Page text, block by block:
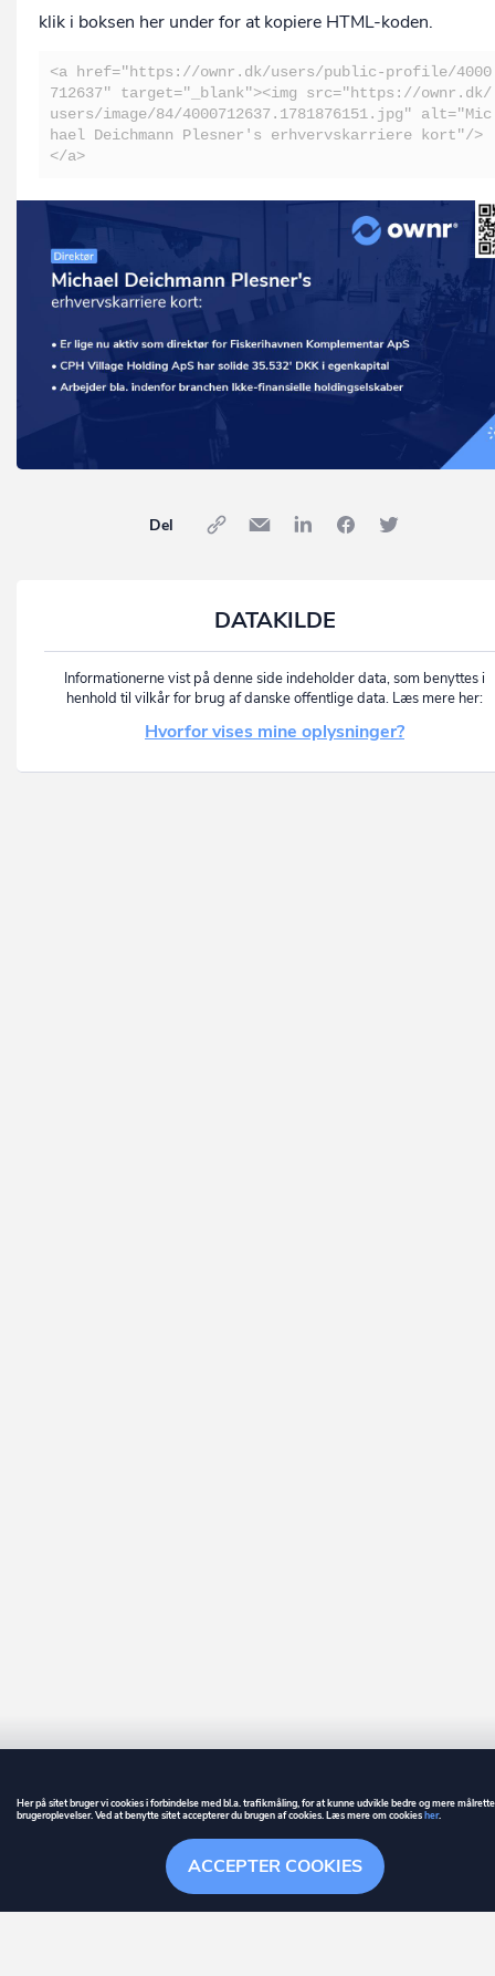
Søgehistorik Menu
klik i boksen her under for at kopiere HTML-koden.
<a href="https://ownr.dk/users/public-profile/4000
712637" target="_blank"><img src="https://ownr.dk/
users/image/84/4000712637.1781876151.jpg" alt="Mic
hael Deichmann Plesner's erhvervskarriere kort"/>
</a>
Del
DATAKILDE
Informationerne vist på denne side indeholder data, som benyttes i
henhold til vilkår for brug af danske offentlige data. Læs mere her:
Hvorfor vises mine oplysninger?
GUIDE BETINGELSER
er et registreret varemærke tilhørende ownr ApS – CVR nr.: 36 40 88
ACCEPTER COOKIES
Her på sitet bruger vi cookies i forbindelse med bl.a. trafikmåling, for at kunne udvikle bedre og mere
brugeroplevelser. Ved at benytte sitet accepterer du brugen af cookies. Læs mere om cookiesher.